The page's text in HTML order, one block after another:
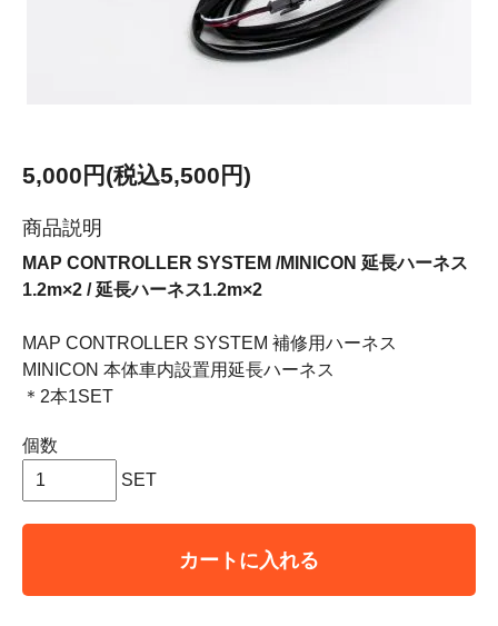
5,000円(税込5,500円)
商品説明
MAP CONTROLLER SYSTEM /MINICON 延長ハーネス
1.2m×2 / 延長ハーネス1.2m×2
MAP CONTROLLER SYSTEM 補修用ハーネス
MINICON 本体車内設置用延長ハーネス
＊2本1SET
個数
SET
カートに入れる